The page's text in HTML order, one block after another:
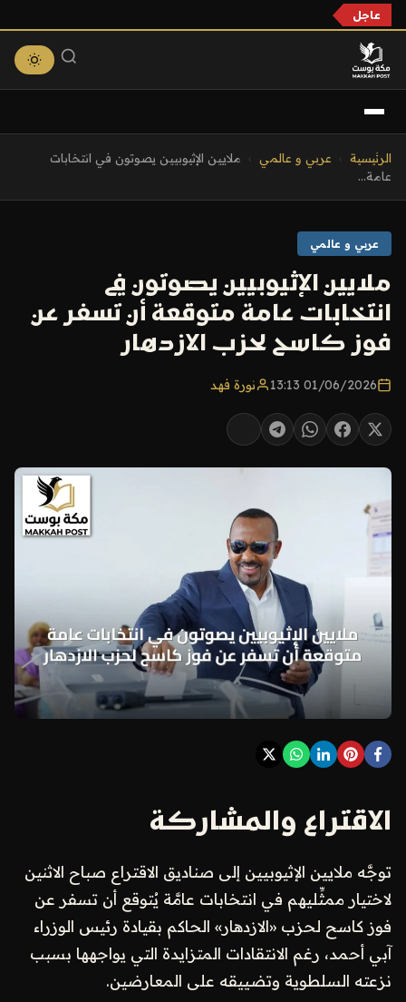
عاجل
إلى
المحتوى
الرئيسية عربي و عالمي
ملايين الإثيوبيين يصوتون في انتخابات
عامة...
عربي و عالمي
ملايين الإثيوبيين يصوتون في
انتخابات عامة متوقعة أن تسفر عن
فوز كاسح لحزب الازدهار
01/06/2026 13:13 نورة فهد
الاقتراع والمشاركة
توجَّه ملايين الإثيوبيين إلى صناديق الاقتراع صباح الاثنين
لاختيار ممثِّليهم في انتخابات عامَّة يُتوقع أن تسفر عن
فوز كاسح لحزب «الازدهار» الحاكم بقيادة رئيس الوزراء
آبي أحمد، رغم الانتقادات المتزايدة التي يواجهها بسبب
نزعته السلطوية وتضييقه على المعارضين.